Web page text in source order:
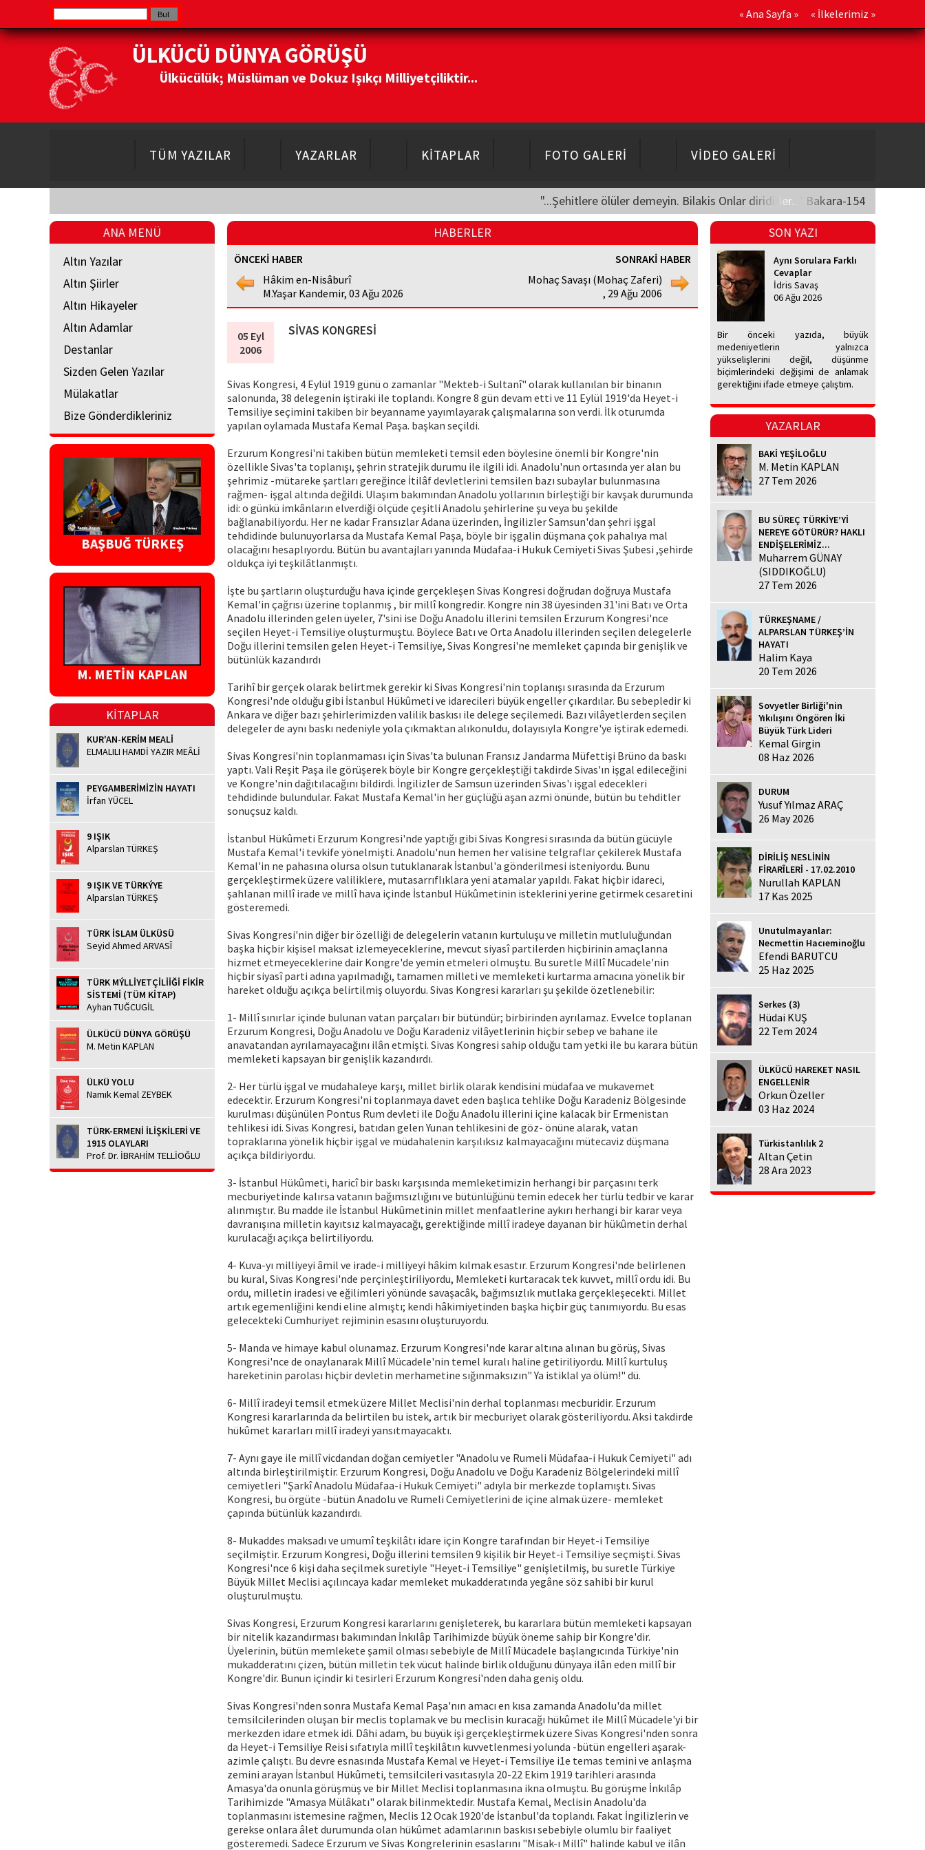
« Ana Sayfa » « İlkelerimiz »
ÜLKÜCÜ DÜNYA GÖRÜŞÜ
Ülkücülük; Müslüman ve Dokuz Işıkçı Milliyetçiliktir...
TÜM YAZILAR YAZARLAR KİTAPLAR FOTO GALERİ VİDEO GALERİ
"...Şehitlere ölüler demeyin. Bilakis Onlar diridirler..." Bakara-154
ANA MENÜ
Altın Yazılar
Altın Şiirler
Altın Hikayeler
Altın Adamlar
Destanlar
Sizden Gelen Yazılar
Mülakatlar
Bize Gönderdikleriniz
BAŞBUĞ TÜRKEŞ
M. METİN KAPLAN
KİTAPLAR
KUR'AN-KERİM MEALİ
ELMALILI HAMDİ YAZIR MEÂLİ
PEYGAMBERİMİZİN HAYATI
İrfan YÜCEL
9 IŞIK
Alparslan TÜRKEŞ
9 IŞIK VE TÜRKÝYE
Alparslan TÜRKEŞ
TÜRK İSLAM ÜLKÜSÜ
Seyid Ahmed ARVASÎ
TÜRK MÝLLİYETÇİLİİĞİ FİKİR
SİSTEMİ (TÜM KİTAP)
Ayhan TUĞCUGİL
ÜLKÜCÜ DÜNYA GÖRÜŞÜ
M. Metin KAPLAN
ÜLKÜ YOLU
Namık Kemal ZEYBEK
TÜRK-ERMENİ İLİŞKİLERİ VE
1915 OLAYLARI
Prof. Dr. İBRAHİM TELLİOĞLU
HABERLER
ÖNCEKİ HABER
Hâkim en-Nisâburî
M.Yaşar Kandemir, 03 Ağu 2026
SONRAKİ HABER
Mohaç Savaşı (Mohaç Zaferi)
, 29 Ağu 2006
05 Eyl
2006
SİVAS KONGRESİ
Sivas Kongresi, 4 Eylül 1919 günü o zamanlar "Mekteb-i Sultanî" olarak kullanılan bir binanın
salonunda, 38 delegenin iştiraki ile toplandı. Kongre 8 gün devam etti ve 11 Eylül 1919'da Heyet-i
Temsiliye seçimini takiben bir beyanname yayımlayarak çalışmalarına son verdi. İlk oturumda
yapılan oylamada Mustafa Kemal Paşa. başkan seçildi.
Erzurum Kongresi'ni takiben bütün memleketi temsil eden böylesine önemli bir Kongre'nin
özellikle Sivas'ta toplanışı, şehrin stratejik durumu ile ilgili idi. Anadolu'nun ortasında yer alan bu
şehrimiz -mütareke şartları gereğince İtilâf devletlerini temsilen bazı subaylar bulunmasına
rağmen- işgal altında değildi. Ulaşım bakımından Anadolu yollarının birleştiği bir kavşak durumunda
idi: o günkü imkânların elverdiği ölçüde çeşitli Anadolu şehirlerine şu veya bu şekilde
bağlanabiliyordu. Her ne kadar Fransızlar Adana üzerinden, İngilizler Samsun'dan şehri işgal
tehdidinde bulunuyorlarsa da Mustafa Kemal Paşa, böyle bir işgalin düşmana çok pahalıya mal
olacağını hesaplıyordu. Bütün bu avantajları yanında Müdafaa-i Hukuk Cemiyeti Sivas Şubesi ,şehirde
oldukça iyi teşkilâtlanmıştı.
İşte bu şartların oluşturduğu hava içinde gerçekleşen Sivas Kongresi doğrudan doğruya Mustafa
Kemal'in çağrısı üzerine toplanmış , bir millî kongredir. Kongre nin 38 üyesinden 31'ini Batı ve Orta
Anadolu illerinden gelen üyeler, 7'sini ise Doğu Anadolu illerini temsilen Erzurum Kongresi'nce
seçilen Heyet-i Temsiliye oluşturmuştu. Böylece Batı ve Orta Anadolu illerinden seçilen delegelerle
Doğu illerini temsilen gelen Heyet-i Temsiliye, Sivas Kongresi'ne memleket çapında bir genişlik ve
bütünlük kazandırdı
Tarihî bir gerçek olarak belirtmek gerekir ki Sivas Kongresi'nin toplanışı sırasında da Erzurum
Kongresi'nde olduğu gibi İstanbul Hükûmeti ve idarecileri büyük engeller çıkardılar. Bu sebepledir ki
Ankara ve diğer bazı şehirlerimizden valilik baskısı ile delege seçilemedi. Bazı vilâyetlerden seçilen
delegeler de aynı baskı nedeniyle yola çıkmaktan alıkonuldu, dolayısıyla Kongre'ye iştirak edemedi.
Sivas Kongresi'nin toplanmaması için Sivas'ta bulunan Fransız Jandarma Müfettişi Brüno da baskı
yaptı. Vali Reşit Paşa ile görüşerek böyle bir Kongre gerçekleştiği takdirde Sivas'ın işgal edileceğini
ve Kongre'nin dağıtılacağını bildirdi. İngilizler de Samsun üzerinden Sivas'ı işgal edecekleri
tehdidinde bulundular. Fakat Mustafa Kemal'in her güçlüğü aşan azmi önünde, bütün bu tehditler
sonuçsuz kaldı.
İstanbul Hükûmeti Erzurum Kongresi'nde yaptığı gibi Sivas Kongresi sırasında da bütün gücüyle
Mustafa Kemal'i tevkife yönelmişti. Anadolu'nun hemen her valisine telgraflar çekilerek Mustafa
Kemal'in ne pahasına olursa olsun tutuklanarak İstanbul'a gönderilmesi isteniyordu. Bunu
gerçekleştirmek üzere valiliklere, mutasarrıflıklara yeni atamalar yapıldı. Fakat hiçbir idareci,
şahlanan millî irade ve millî hava içinde İstanbul Hükûmetinin isteklerini yerine getirmek cesaretini
gösteremedi.
Sivas Kongresi'nin diğer bir özelliği de delegelerin vatanın kurtuluşu ve milletin mutluluğundan
başka hiçbir kişisel maksat izlemeyeceklerine, mevcut siyasî partilerden hiçbirinin amaçlanna
hizmet etmeyeceklerine dair Kongre'de yemin etmeleri olmuştu. Bu suretle Millî Mücadele'nin
hiçbir siyasî parti adına yapılmadığı, tamamen milleti ve memleketi kurtarma amacına yönelik bir
hareket olduğu açıkça belirtilmiş oluyordu. Sivas Kongresi kararları şu şekilde özetlenebilir:
1- Millî sınırlar içinde bulunan vatan parçaları bir bütündür; birbirinden ayrılamaz. Evvelce toplanan
Erzurum Kongresi, Doğu Anadolu ve Doğu Karadeniz vilâyetlerinin hiçbir sebep ve bahane ile
anavatandan ayrılamayacağını ilân etmişti. Sivas Kongresi sahip olduğu tam yetki ile bu karara bütün
memleketi kapsayan bir genişlik kazandırdı.
2- Her türlü işgal ve müdahaleye karşı, millet birlik olarak kendisini müdafaa ve mukavemet
edecektir. Erzurum Kongresi'ni toplanmaya davet eden başlıca tehlike Doğu Karadeniz Bölgesinde
kurulması düşünülen Pontus Rum devleti ile Doğu Anadolu illerini içine kalacak bir Ermenistan
tehlikesi idi. Sivas Kongresi, batıdan gelen Yunan tehlikesini de göz- önüne alarak, vatan
topraklarına yönelik hiçbir işgal ve müdahalenin karşılıksız kalmayacağını mütecaviz düşmana
açıkça bildiriyordu.
3- İstanbul Hükûmeti, haricî bir baskı karşısında memleketimizin herhangi bir parçasını terk
mecburiyetinde kalırsa vatanın bağımsızlığını ve bütünlüğünü temin edecek her türlü tedbir ve karar
alınmıştır. Bu madde ile İstanbul Hükûmetinin millet menfaatlerine aykırı herhangi bir karar veya
davranışına milletin kayıtsız kalmayacağı, gerektiğinde millî iradeye dayanan bir hükûmetin derhal
kurulacağı açıkça belirtiliyordu.
4- Kuva-yı milliyeyi âmil ve irade-i milliyeyi hâkim kılmak esastır. Erzurum Kongresi'nde belirlenen
bu kural, Sivas Kongresi'nde perçinleştiriliyordu, Memleketi kurtaracak tek kuvvet, millî ordu idi. Bu
ordu, milletin iradesi ve eğilimleri yönünde savaşacâk, bağımsızlık mutlaka gerçekleşecekti. Millet
artık egemenliğini kendi eline almıştı; kendi hâkimiyetinden başka hiçbir güç tanımıyordu. Bu esas
gelecekteki Cumhuriyet rejiminin esasını oluşturuyordu.
5- Manda ve himaye kabul olunamaz. Erzurum Kongresi'nde karar altına alınan bu görüş, Sivas
Kongresi'nce de onaylanarak Millî Mücadele'nin temel kuralı haline getiriliyordu. Millî kurtuluş
hareketinin parolası hiçbir devletin merhametine sığınmaksızın" Ya istiklal ya ölüm!" dü.
6- Millî iradeyi temsil etmek üzere Millet Meclisi'nin derhal toplanması mecburidir. Erzurum
Kongresi kararlarında da belirtilen bu istek, artık bir mecburiyet olarak gösteriliyordu. Aksi takdirde
hükûmet kararları millî iradeyi yansıtmayacaktı.
7- Aynı gaye ile millî vicdandan doğan cemiyetler "Anadolu ve Rumeli Müdafaa-i Hukuk Cemiyeti" adı
altında birleştirilmiştir. Erzurum Kongresi, Doğu Anadolu ve Doğu Karadeniz Bölgelerindeki millî
cemiyetleri "Şarkî Anadolu Müdafaa-i Hukuk Cemiyeti" adıyla bir merkezde toplamıştı. Sivas
Kongresi, bu örgüte -bütün Anadolu ve Rumeli Cemiyetlerini de içine almak üzere- memleket
çapında bütünlük kazandırdı.
8- Mukaddes maksadı ve umumî teşkilâtı idare için Kongre tarafından bir Heyet-i Temsiliye
seçilmiştir. Erzurum Kongresi, Doğu illerini temsilen 9 kişilik bir Heyet-i Temsiliye seçmişti. Sivas
Kongresi'nce 6 kişi daha seçilmek suretiyle "Heyet-i Temsiliye" genişletilmiş, bu suretle Türkiye
Büyük Millet Meclisi açılıncaya kadar memleket mukadderatında yegâne söz sahibi bir kurul
oluşturulmuştu.
Sivas Kongresi, Erzurum Kongresi kararlarını genişleterek, bu kararlara bütün memleketi kapsayan
bir nitelik kazandırması bakımından İnkılâp Tarihimizde büyük öneme sahip bir Kongre'dir.
Üyelerinin, bütün memlekete şamil olması sebebiyle de Millî Mücadele başlangıcında Türkiye'nin
mukadderatını çizen, bütün milletin tek vücut halinde birlik olduğunu dünyaya ilân eden millî bir
Kongre'dir. Bunun içindir ki tesirleri Erzurum Kongresi'nden daha geniş oldu.
Sivas Kongresi'nden sonra Mustafa Kemal Paşa'nın amacı en kısa zamanda Anadolu'da millet
temsilcilerinden oluşan bir meclis toplamak ve bu meclisin kuracağı hükûmet ile Millî Mücadele'yi bir
merkezden idare etmek idi. Dâhi adam, bu büyük işi gerçekleştirmek üzere Sivas Kongresi'nden sonra
da Heyet-i Temsiliye Reisi sıfatıyla millî teşkilâtın kuvvetlenmesi yolunda -bütün engelleri aşarak-
azimle çalıştı. Bu devre esnasında Mustafa Kemal ve Heyet-i Temsiliye i1e temas temini ve anlaşma
zemini arayan İstanbul Hükûmeti, temsilcileri vasıtasıyla 20-22 Ekim 1919 tarihleri arasında
Amasya'da onunla görüşmüş ve bir Millet Meclisi toplanmasına ikna olmuştu. Bu görüşme İnkılâp
Tarihimizde "Amasya Mülâkatı" olarak bilinmektedir. Mustafa Kemal, Meclisin Anadolu'da
toplanmasını istemesine rağmen, Meclis 12 Ocak 1920'de İstanbul'da toplandı. Fakat İngilizlerin ve
gerekse onlara âlet durumunda olan hükûmet adamlarının baskısı sebebiyle olumlu bir faaliyet
gösteremedi. Sadece Erzurum ve Sivas Kongrelerinin esaslarını "Misak-ı Millî" halinde kabul ve ilân
SON YAZI
Aynı Sorulara Farklı
Cevaplar
İdris Savaş
06 Ağu 2026
Bir önceki yazıda, büyük
medeniyetlerin yalnızca
yükselişlerini değil, düşünme
biçimlerindeki değişimi de anlamak
gerektiğini ifade etmeye çalıştım.
YAZARLAR
BAKİ YEŞİLOĞLU
M. Metin KAPLAN
27 Tem 2026
BU SÜREÇ TÜRKİYE’Yİ
NEREYE GÖTÜRÜR? HAKLI
ENDİŞELERİMİZ...
Muharrem GÜNAY
(SIDDIKOĞLU)
27 Tem 2026
TÜRKEŞNAME /
ALPARSLAN TÜRKEŞ’İN
HAYATI
Halim Kaya
20 Tem 2026
Sovyetler Birliği'nin
Yıkılışını Öngören İki
Büyük Türk Lideri
Kemal Girgin
08 Haz 2026
DURUM
Yusuf Yılmaz ARAÇ
26 May 2026
DİRİLİŞ NESLİNİN
FİRARÎLERİ - 17.02.2010
Nurullah KAPLAN
17 Kas 2025
Unutulmayanlar:
Necmettin Hacıeminoğlu
Efendi BARUTCU
25 Haz 2025
Serkes (3)
Hüdai KUŞ
22 Tem 2024
ÜLKÜCÜ HAREKET NASIL
ENGELLENİR
Orkun Özeller
03 Haz 2024
Türkistanlılık 2
Altan Çetin
28 Ara 2023